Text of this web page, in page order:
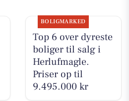
BOLIGMARKED
Top 6 over dyreste
boliger til salg i
Herlufmagle.
Priser op til
9.495.000 kr